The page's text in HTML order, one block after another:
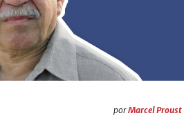
porMarcel Proust